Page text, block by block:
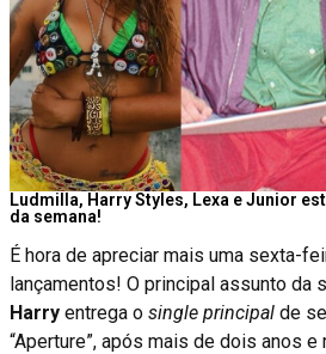
Ludmilla, Harry Styles, Lexa e Junior
da semana!
É hora de apreciar mais uma sexta-
lançamentos! O principal assunto da
Harry entrega o single principal de
“Aperture”, após mais de dois anos e